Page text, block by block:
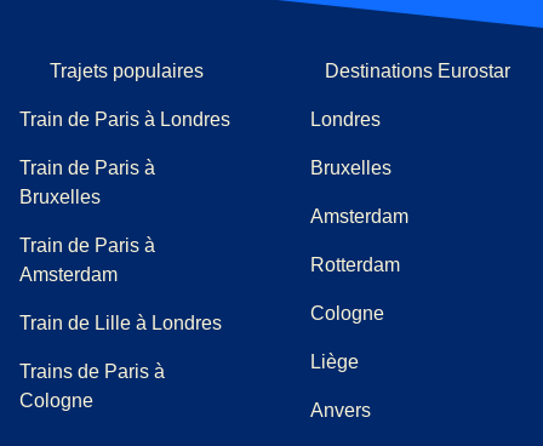
Trajets populaires
Train de Paris à Londres
Train de Paris à
Bruxelles
Train de Paris à
Amsterdam
Train de Lille à Londres
Trains de Paris à
Cologne
Destinations Eurostar
Londres
Bruxelles
Amsterdam
Rotterdam
Cologne
Liège
Anvers